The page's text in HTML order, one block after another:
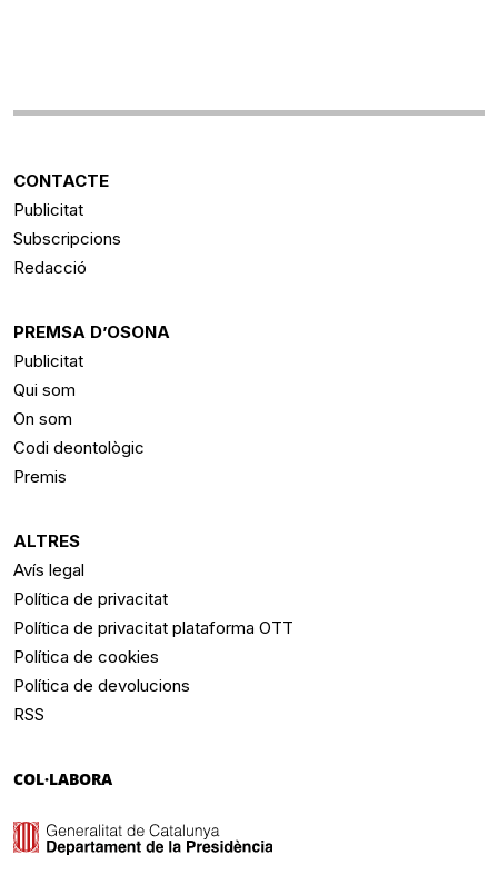
CONTACTE
Publicitat
Subscripcions
Redacció
PREMSA D’OSONA
Publicitat
Qui som
On som
Codi deontològic
Premis
ALTRES
Avís legal
Política de privacitat
Política de privacitat plataforma OTT
Política de cookies
Política de devolucions
RSS
COL·LABORA